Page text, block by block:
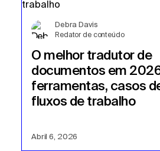
Debra Davis
Redator de conteúdo
O melhor tradutor de
documentos em
ferramentas, casos
fluxos de trabalho
Abril 6, 2026